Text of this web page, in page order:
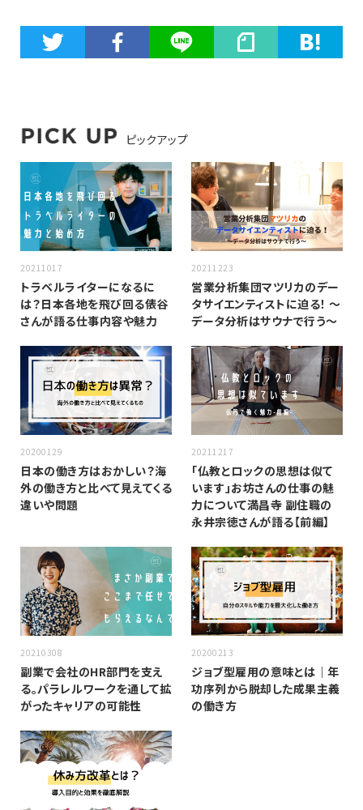
ピックアップ
20211017
トラベルライターになるに
は？日本各地を飛び回る俵谷
さんが語る仕事内容や魅力
20211223
営業分析集団マツリカのデー
タサイエンティストに迫る！ 〜
データ分析はサウナで行う〜
20200129
日本の働き方はおかしい？海
外の働き方と比べて見えてくる
違いや問題
20211217
「仏教とロックの思想は似て
います」お坊さんの仕事の魅
力について満昌寺 副住職の
永井宗徳さんが語る【前編】
20210308
副業で会社のHR部門を支え
る。パラレルワークを通して拡
がったキャリアの可能性
20200213
ジョブ型雇用の意味とは｜年
功序列から脱却した成果主義
の働き方